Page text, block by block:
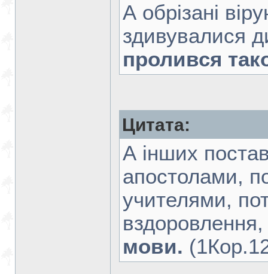
А обрізані
здивувалися
пролився
Цитата:
А інших
апостолами,
учителями,
мови.